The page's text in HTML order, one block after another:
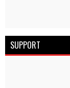
SUPPORT